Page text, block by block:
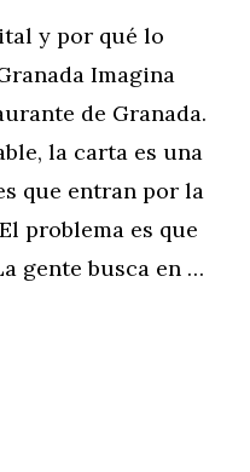
y por qué lo
Imagina
de Granada.
la carta es una
que entran por la
problema es que
gente busca en …